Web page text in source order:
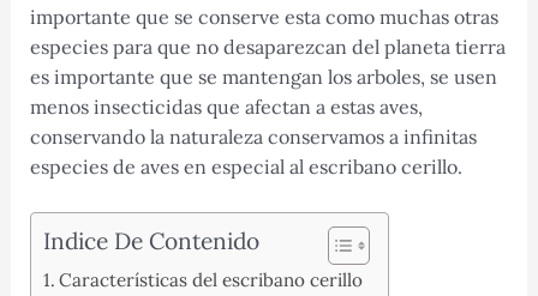
importante que se conserve esta como muchas otras
especies para que no desaparezcan del planeta tierra
es importante que se mantengan los arboles, se usen
menos insecticidas que afectan a estas aves,
conservando la naturaleza conservamos a infinitas
especies de aves en especial al escribano cerillo.
Indice De Contenido
Características del escribano cerillo